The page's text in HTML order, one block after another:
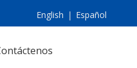
English | Español